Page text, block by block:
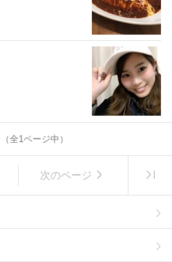
全1ページ中）
次のページ